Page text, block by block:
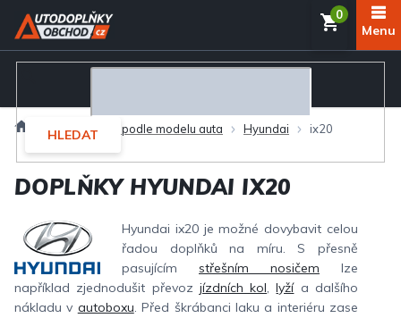
Přejít
obsah
HLEDAT
Autodoplňky podle modelu auta Hyundai ix20
DOPLŇKY HYUNDAI IX20
Hyundai ix20 je možné dovybavit celou
řadou doplňků na míru. S přesně
pasujícím střešním nosičem lze
například zjednodušit převoz jízdních kol,lyžía dalšího
nákladu v autoboxu. Před škrábanci laku a interiéru zase